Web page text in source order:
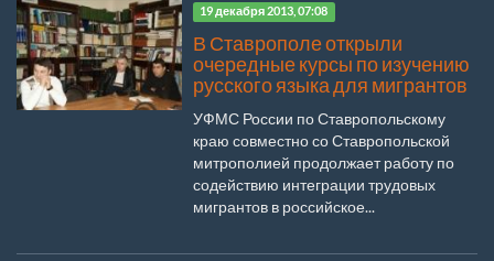
19 декабря 2013, 07:08
В Ставрополе открыли
очередные курсы по изучению
русского языка для мигрантов
УФМС России по Ставропольскому
краю совместно со Ставропольской
митрополией продолжает работу по
содействию интеграции трудовых
мигрантов в российское...